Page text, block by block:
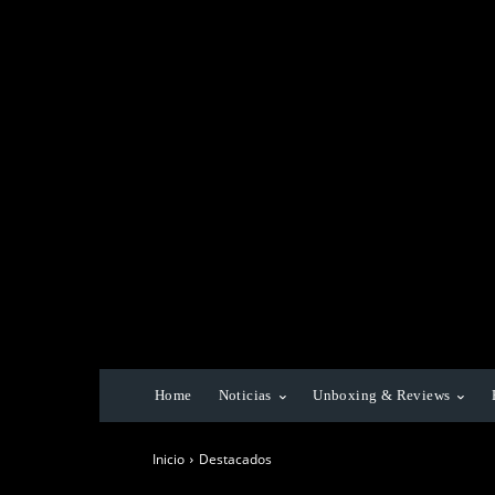
Home Noticias Unboxing & Reviews
Inicio Destacados